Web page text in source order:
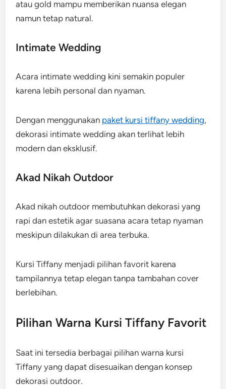
atau gold mampu memberikan nuansa elegan
namun tetap natural.
Intimate Wedding
Acara intimate wedding kini semakin populer
karena lebih personal dan nyaman.
Dengan menggunakan paket kursi tiffany wedding,
dekorasi intimate wedding akan terlihat lebih
modern dan eksklusif.
Akad Nikah Outdoor
Akad nikah outdoor membutuhkan dekorasi yang
rapi dan estetik agar suasana acara tetap nyaman
meskipun dilakukan di area terbuka.
Kursi Tiffany menjadi pilihan favorit karena
tampilannya tetap elegan tanpa tambahan cover
berlebihan.
Pilihan Warna Kursi Tiffany Favorit
Saat ini tersedia berbagai pilihan warna kursi
Tiffany yang dapat disesuaikan dengan konsep
dekorasi outdoor.